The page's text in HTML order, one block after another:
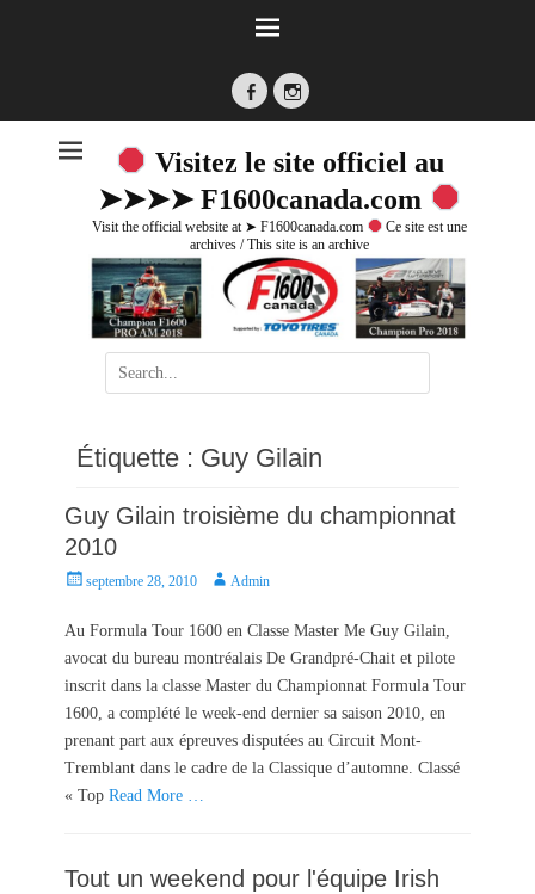
FacebookInstagram
Visitez le site officiel au
➤➤➤➤ F1600canada.com
Visit the official website at ➤ F1600canada.com
Ce site est une
archives / This site is an archive
Search
for:
Étiquette : Guy Gilain
Guy Gilain troisième du championnat
2010
P
s
o
n
septembre 28, 2010
A
t
h
Admin
Au Formula Tour 1600 en Classe Master Me Guy Gilain,
avocat du bureau montréalais De Grandpré-Chait et pilote
inscrit dans la classe Master du Championnat Formula Tour
1600, a complété le week-end dernier sa saison 2010, en
prenant part aux épreuves disputées au Circuit Mont-
Tremblant dans le cadre de la Classique d’automne. Classé
« Top Read More …
Tout un weekend pour l'équipe Irish